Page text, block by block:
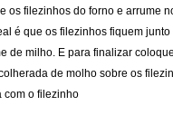
os filezinhos do forno e arrume
é que os filezinhos fiquem junto
de milho. E para finalizar
de molho sobre os
com o filezinho